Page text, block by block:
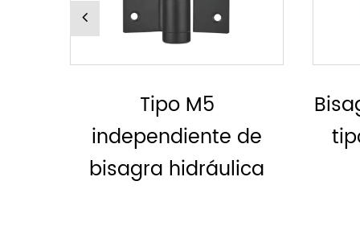
Bisagra hidráulica, sin
tipo MH derecho o
izquierdo